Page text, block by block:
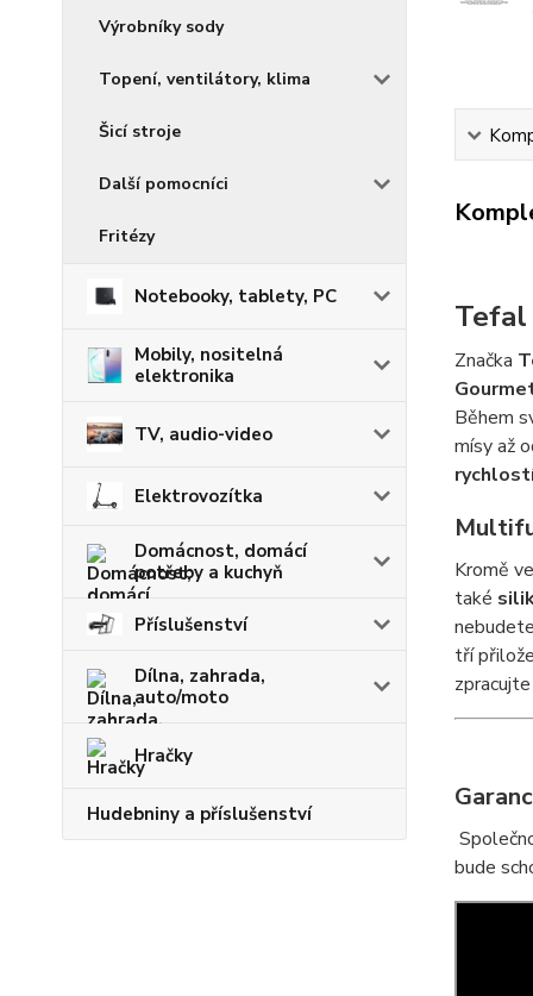
Výrobníky sody
Topení, ventilátory, klima
Šicí stroje
Další pomocníci
Fritézy
Notebooky, tablety, PC
Mobily, nositelná
elektronika
TV, audio-video
Elektrovozítka
Domácnost, domácí
potřeby a kuchyň
Příslušenství
Dílna, zahrada,
auto/moto
Hračky
Hudebniny a příslušenství
Tefal
Značka
Během
mísy až
Kromě
také
tří
bude